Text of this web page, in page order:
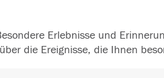
Erlebnisse und
die Ereignisse, die Ihnen